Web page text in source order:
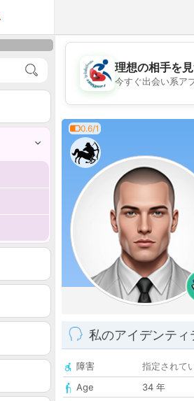
💖
理想の相手を
今すぐ出会い系ア
0.6/1
私のアイデンティ
障害
指定されて
Age
34 年